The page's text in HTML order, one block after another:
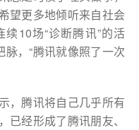
望更多地倾听来自社会
10场“诊断腾讯”的活
，“腾讯就像照了一次
，腾讯将自己几乎所有
已经形成了腾讯朋友、